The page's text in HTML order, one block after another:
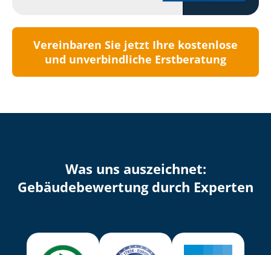
Vereinbaren Sie jetzt Ihre kostenlose
und unverbindliche Erstberatung
Was uns auszeichnet:
Ge­bäu­de­be­wer­tung durch Experten